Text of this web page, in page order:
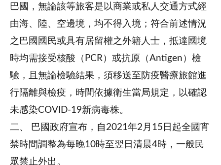
巴國，無論該等旅客是以商業或私人交通方式經
由海、陸、空邊境，均不得入境；符合前述情況
之巴國國民或具有居留權之外籍人士，抵達國境
時均需接受核酸（PCR）或抗原（Antigen）檢
驗，且無論檢驗結果，須移送至防疫醫療旅館進
行隔離與檢疫，時間依據衛生當局規定，以確認
未感染COVID-19新病毒株。
二、
巴國政府宣布，自2021年2月15日起全國宵
禁時間調整為每晚10時至翌日清晨4時，一般民
眾禁止外出。